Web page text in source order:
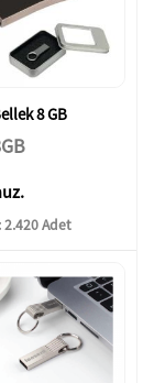
8 GB
Adet